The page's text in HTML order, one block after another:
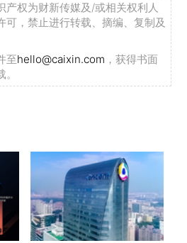
产权为财新传媒及/或相关权利人
可，禁止进行转载、摘编、复制及
至hello@caixin.com ，获得书面